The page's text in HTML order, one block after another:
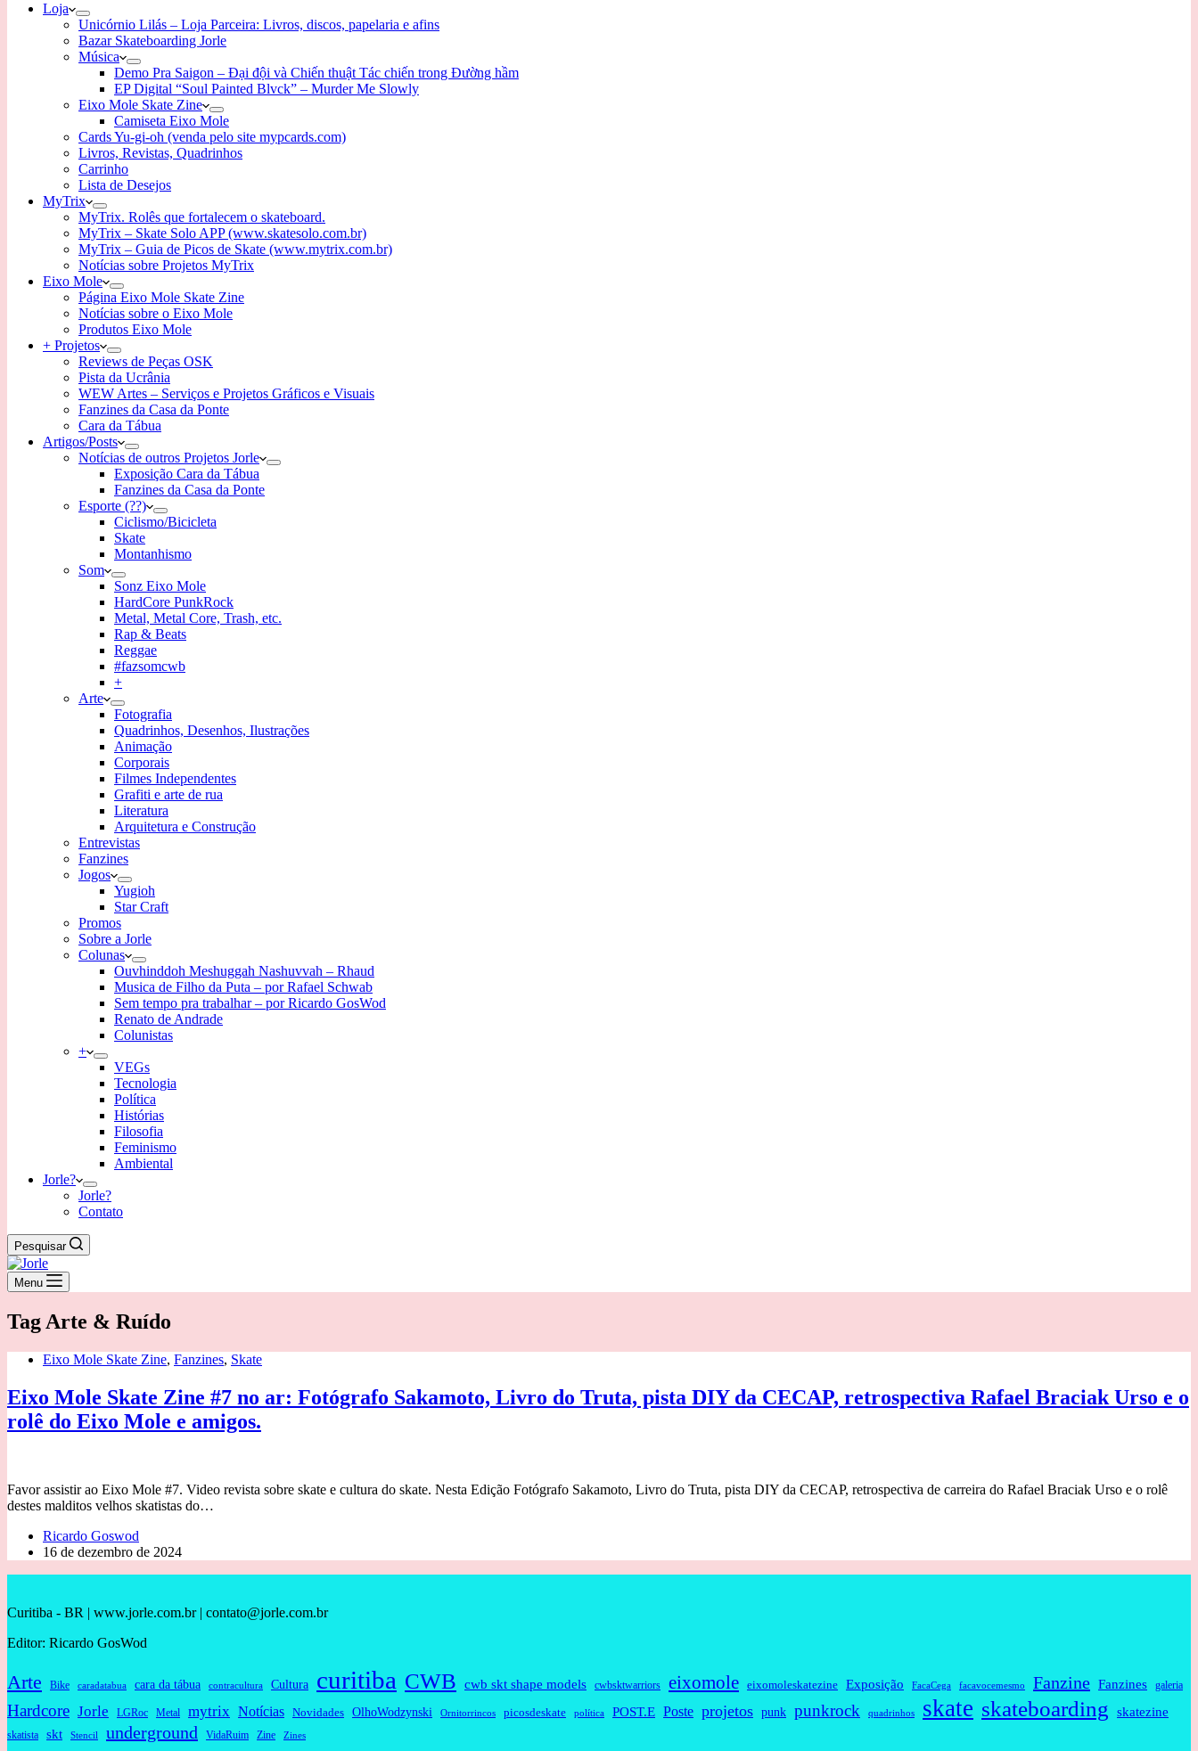
Loja
Unicórnio Lilás – Loja Parceira: Livros, discos, papelaria e afins
Bazar Skateboarding Jorle
Música
Demo Pra Saigon – Đại đội và Chiến thuật Tác chiến trong Đường hầm
EP Digital “Soul Painted Blvck” – Murder Me Slowly
Eixo Mole Skate Zine
Camiseta Eixo Mole
Cards Yu-gi-oh (venda pelo site mypcards.com)
Livros, Revistas, Quadrinhos
Carrinho
Lista de Desejos
MyTrix
MyTrix. Rolês que fortalecem o skateboard.
MyTrix – Skate Solo APP (www.skatesolo.com.br)
MyTrix – Guia de Picos de Skate (www.mytrix.com.br)
Notícias sobre Projetos MyTrix
Eixo Mole
Página Eixo Mole Skate Zine
Notícias sobre o Eixo Mole
Produtos Eixo Mole
+ Projetos
Reviews de Peças OSK
Pista da Ucrânia
WEW Artes – Serviços e Projetos Gráficos e Visuais
Fanzines da Casa da Ponte
Cara da Tábua
Artigos/Posts
Notícias de outros Projetos Jorle
Exposição Cara da Tábua
Fanzines da Casa da Ponte
Esporte (??)
Ciclismo/Bicicleta
Skate
Montanhismo
Som
Sonz Eixo Mole
HardCore PunkRock
Metal, Metal Core, Trash, etc.
Rap & Beats
Reggae
#fazsomcwb
+
Arte
Fotografia
Quadrinhos, Desenhos, Ilustrações
Animação
Corporais
Filmes Independentes
Grafiti e arte de rua
Literatura
Arquitetura e Construção
Entrevistas
Fanzines
Jogos
Yugioh
Star Craft
Promos
Sobre a Jorle
Colunas
Ouvhinddoh Meshuggah Nashuvvah – Rhaud
Musica de Filho da Puta – por Rafael Schwab
Sem tempo pra trabalhar – por Ricardo GosWod
Renato de Andrade
Colunistas
+
VEGs
Tecnologia
Política
Histórias
Filosofia
Feminismo
Ambiental
Jorle?
Jorle?
Contato
Pesquisar
Menu
Tag Arte & Ruído
Eixo Mole Skate Zine, Fanzines, Skate
Eixo Mole Skate Zine #7 no ar: Fotógrafo Sakamoto, Livro do Truta, pista DIY da CECAP, retrospectiva Rafael Braciak Urso e o
rolê do Eixo Mole e amigos.
Favor assistir ao Eixo Mole #7. Video revista sobre skate e cultura do skate. Nesta Edição Fotógrafo Sakamoto, Livro do Truta, pista DIY da CECAP, retrospectiva de carreira do Rafael Braciak Urso e o rolê
destes malditos velhos skatistas do…
Ricardo Goswod
16 de dezembro de 2024
Curitiba - BR | www.jorle.com.br | contato@jorle.com.br
Editor: Ricardo GosWod
Arte Bike caradatabua cara da tábua contracultura Cultura curitiba CWB cwb skt shape models cwbsktwarriors eixomole eixomoleskatezine Exposição FacaCega facavocemesmo Fanzine Fanzines galeria
Hardcore Jorle LGRoc Metal mytrix Notícias Novidades OlhoWodzynski Ornitorrincos picosdeskate política POST.E Poste projetos punk punkrock quadrinhos skate skateboarding skatezine
skatista skt Stencil underground VidaRuim Zine Zines